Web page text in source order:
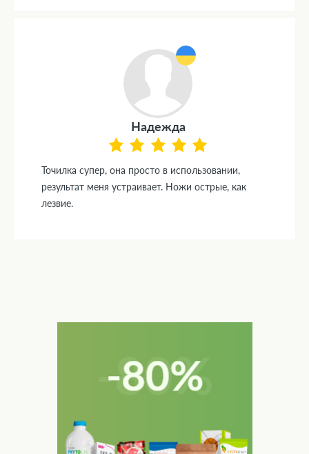
Надежда
Точилка супер, она просто в использовании,
результат меня устраивает. Ножи острые, как
лезвие.